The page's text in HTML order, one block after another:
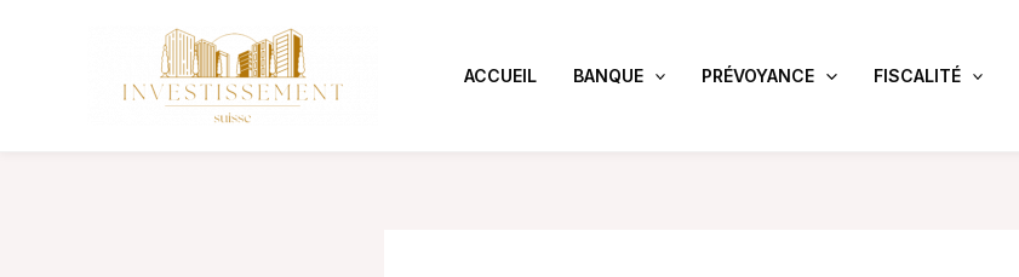
ACCUEIL BANQUE PRÉVOYANCE FISCALITÉ